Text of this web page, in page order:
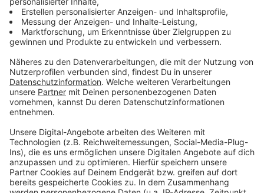
Wir verwenden einen Service eines
Drittanbieters, um Videoinhalte
einzubetten. Dieser Service kann
sammeln. Bitte lesen Sie die
Details durch und stimmen Sie der
Nutzung des Service zu, um dieses
Mehr Informationen
Akzeptieren
powered byUsercentrics Consent
Fünf für Sido
Anzeige